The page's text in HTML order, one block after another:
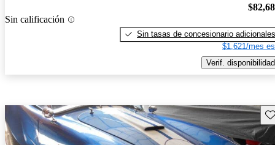
Sin calificación
Sin tasas de concesionario adicionales
$1,621/mes
Verif. disponibilidad